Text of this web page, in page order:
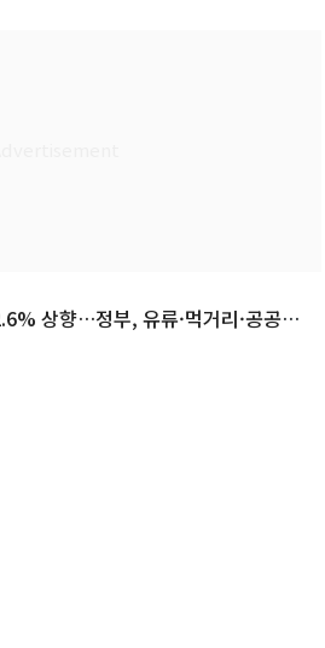
상향…정부, 유류·먹거리·공공요